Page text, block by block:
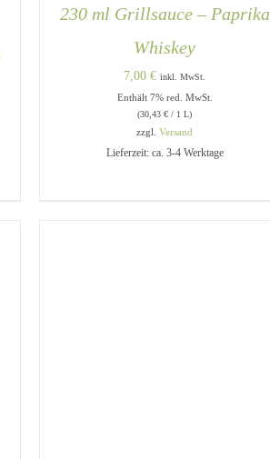
IN DEN WARENKORB
VIEW
230 ml Grillsauce – Paprika
Whiskey
7,00€ inkl. MwSt.
Enthält 7% red. MwSt.
(30,43€ / 1 L)
zzgl.Versand
Lieferzeit: ca. 3-4 Werktage